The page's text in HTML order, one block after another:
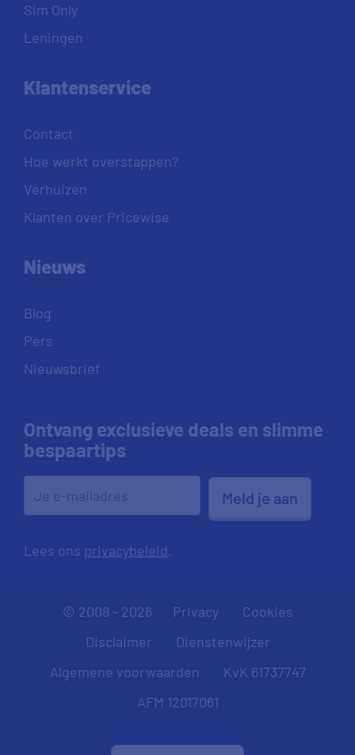
Sim Only
Leningen
Klantenservice
Contact
Hoe werkt overstappen?
Verhuizen
Klanten over Pricewise
Nieuws
Blog
Pers
Nieuwsbrief
Ontvang exclusieve deals en slimme
bespaartips
Meld je aan
Lees ons privacybeleid.
© 2008 - 2026 Privacy
Cookies
Disclaimer
Dienstenwijzer
Algemene voorwaarden
KvK 61737747
AFM 12017061